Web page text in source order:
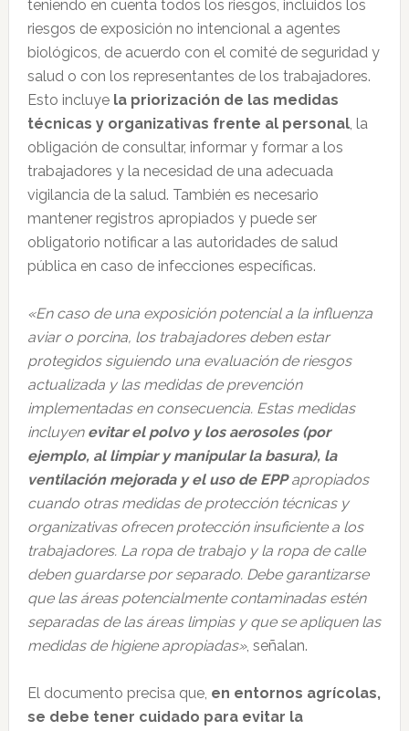
teniendo en cuenta todos los riesgos, incluidos los
riesgos de exposición no intencional a agentes
biológicos, de acuerdo con el comité de seguridad y
salud o con los representantes de los trabajadores.
Esto incluye la priorización de las medidas
técnicas y organizativas frente al personal, la
obligación de consultar, informar y formar a los
trabajadores y la necesidad de una adecuada
vigilancia de la salud. También es necesario
mantener registros apropiados y puede ser
obligatorio notificar a las autoridades de salud
pública en caso de infecciones específicas.
«En caso de una exposición potencial a la influenza
aviar o porcina, los trabajadores deben estar
protegidos siguiendo una evaluación de riesgos
actualizada y las medidas de prevención
implementadas en consecuencia. Estas medidas
incluyen evitar el polvo y los aerosoles (por
ejemplo, al limpiar y manipular la basura), la
ventilación mejorada y el uso de EPPapropiados
cuando otras medidas de protección técnicas y
organizativas ofrecen protección insuficiente a los
trabajadores. La ropa de trabajo y la ropa de calle
deben guardarse por separado. Debe garantizarse
que las áreas potencialmente contaminadas estén
separadas de las áreas limpias y que se apliquen las
medidas de higiene apropiadas», señalan.
El documento precisa que, en entornos agrícolas,
se debe tener cuidado para evitar la